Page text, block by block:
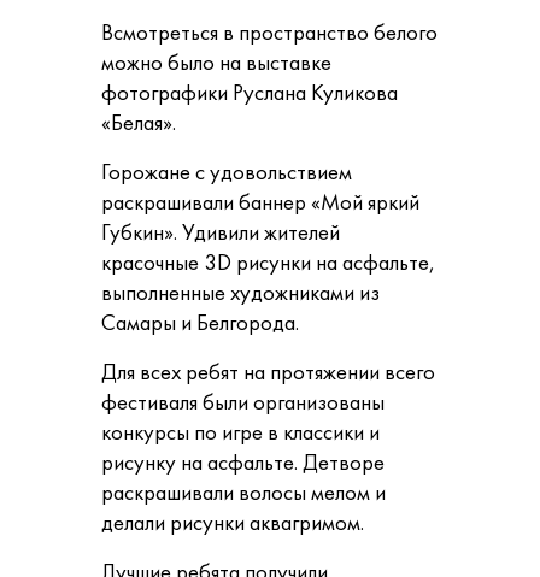
Всмотреться в пространство белого
можно было на выставке
фотографики Руслана Куликова
«Белая».
Горожане с удовольствием
раскрашивали баннер «Мой яркий
Губкин». Удивили жителей
красочные 3D рисунки на асфальте,
выполненные художниками из
Самары и Белгорода.
Для всех ребят на протяжении всего
фестиваля были организованы
конкурсы по игре в классики и
рисунку на асфальте. Детворе
раскрашивали волосы мелом и
делали рисунки аквагримом.